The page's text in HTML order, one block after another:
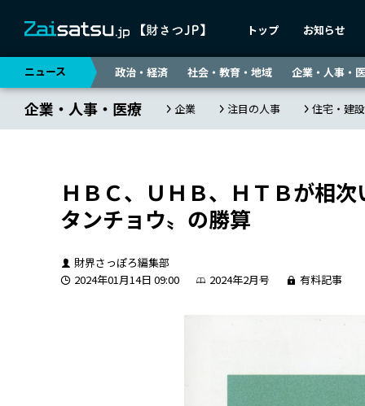
トップ お知らせ
ニュース 政治・経済 社会・教育・地域 企業・人事・
企業・人事・医療 企業 注目の人事 住宅・建
ＨＢＣ、ＵＨＢ、ＨＴＢが相
タンチョウ〟の勝算
財界さっぽろ編集部
2024年01月14日 09:00
2024年2月号 有料記事